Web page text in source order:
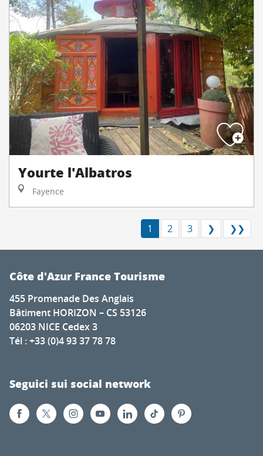
Yourte l'Albatros
Fayence
1 2 3 ❯ ❯❯
Côte d'Azur France Tourisme
455 Promenade Des Anglais
Bâtiment HORIZON – CS 53126
06203 NICE Cedex 3
Tél : +33 (0)4 93 37 78 78
Seguici sui social network